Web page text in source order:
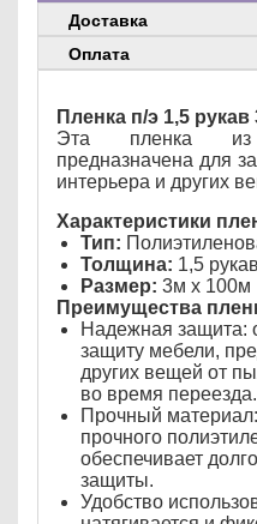
Доставка
Оплата
Пленка п/э 1,5
Эта пленка из
предназначена для
интерьера и других
Характеристики
Тип:
Толщина: 1,5 рукав
Размер: 3м х 100м
Преимущества
Надежная защита:
защиту мебели,
других вещей от
во время переезда.
Прочный
прочного
обеспечивает
защиты.
Удобство